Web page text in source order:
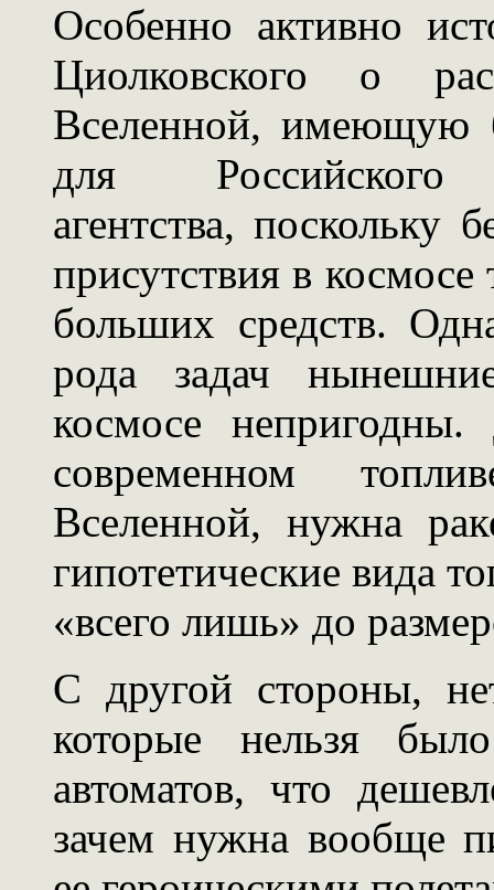
Особенно активно
Циолковского о
Вселенной, имеющую
для Российского
агентства, поскольку
присутствия в космосе
больших средств.
рода задач
космосе
современном
Вселенной, нужна
гипотетические вида
«всего лишь» до
С другой стороны,
которые нельзя
автоматов, что
зачем нужна вообще